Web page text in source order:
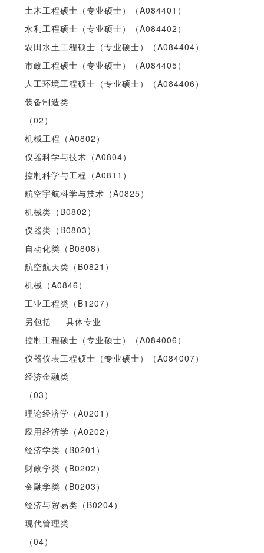
土木工程硕士（专业硕士）（A084401）
水利工程硕士（专业硕士）（A084402）
农田水土工程硕士（专业硕士）（A084404）
市政工程硕士（专业硕士）（A084405）
人工环境工程硕士（专业硕士）（A084406）
装备制造类
（02）
机械工程（A0802）
仪器科学与技术（A0804）
控制科学与工程（A0811）
航空宇航科学与技术（A0825）
机械类（B0802）
仪器类（B0803）
自动化类（B0808）
航空航天类（B0821）
机械（A0846）
工业工程类（B1207）
另包括 具体专业
控制工程硕士（专业硕士）（A084006）
仪器仪表工程硕士（专业硕士）（A084007）
经济金融类
（03）
理论经济学（A0201）
应用经济学（A0202）
经济学类（B0201）
财政学类（B0202）
金融学类（B0203）
经济与贸易类（B0204）
现代管理类
（04）